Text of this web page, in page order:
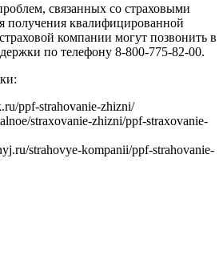
связанных со страховыми
получения квалифицированной
компании могут позвонить в
по телефону 8-800-775-82-00.
ppf-strahovanie-zhizni/
straxovanie-zhizni/ppf-straxovanie-
strahovye-kompanii/ppf-strahovanie-